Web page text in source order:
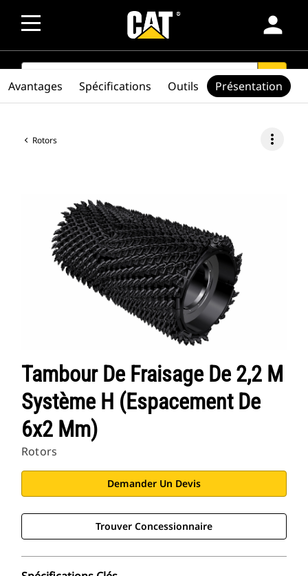
person
SEARCH search
Rotors more_vert
Tambour De Fraisage De 2,2 M
Système H (espacement De
6x2 Mm)
Rotors
Demander Un Devis
Trouver Concessionnaire
Avantages Spécifications Outils Présentation